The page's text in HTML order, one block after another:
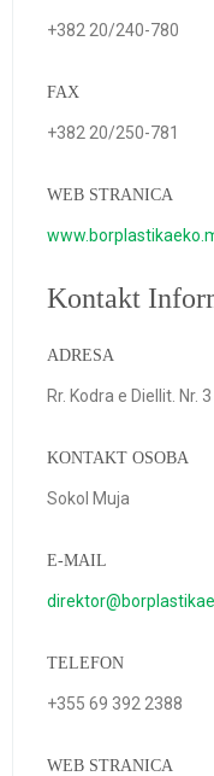
+382 20/240-780
FAX
+382 20/250-781
WEB STRANICA
Kontakt
ADRESA
Rr. Kodra e Diellit. Nr.
KONTAKT OSOBA
Sokol Muja
E-MAIL
TELEFON
+355 69 392 2388
WEB STRANICA